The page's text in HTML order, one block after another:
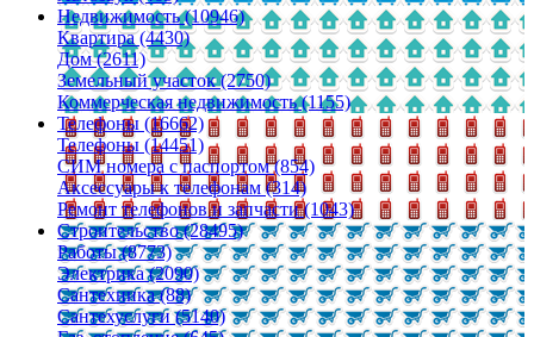
Недвижимость (10946)
Квартира (4430)
Дом (2611)
Земельный участок (2750)
Коммерческая недвижимость (1155)
Телефоны (16662)
Телефоны (14451)
СИМ номера с паспортом (854)
Аксессуары к телефонам (314)
Ремонт телефонов и запчасти (1043)
Строительство (28495)
Работы (8773)
Электрика (2090)
Сантехника (88)
Сантехуслуги (5140)